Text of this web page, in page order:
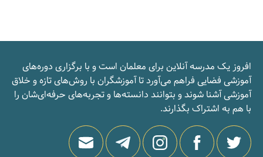
افروز یک مدرسه‌ آنلاین برای معلمان است و با برگزاری دوره‌های
آموزشی فضایی فراهم می‌آورد تا آموزشگران با روش‌های تازه و خلاق
آموزشی آشنا شوند و بتوانند دانسته‌ها و تجربه‌های حرفه‌ای‌شان را
با هم به اشتراک بگذارند.